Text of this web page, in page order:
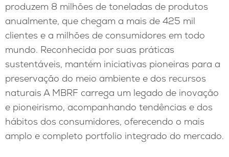
produzem 8 milhões de toneladas de produtos
anualmente, que chegam a mais de 425 mil
clientes e a milhões de consumidores em todo
mundo. Reconhecida por suas práticas
sustentáveis, mantém iniciativas pioneiras para a
preservação do meio ambiente e dos recursos
naturais A MBRF carrega um legado de inovação
e pioneirismo, acompanhando tendências e dos
hábitos dos consumidores, oferecendo o mais
amplo e completo portfolio integrado do mercado.